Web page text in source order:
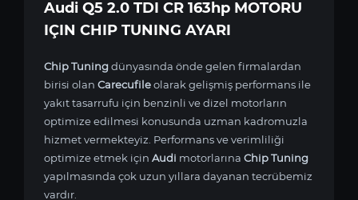
Audi Q5 2.0 TDI CR 163hp MOTORU
IÇIN CHIP TUNING AYARI
Chip Tuningdünyasında önde gelen firmalardan
birisi olan Carecufileolarak gelişmiş performans ile
yakıt tasarrufu için benzinli ve dizel motorların
optimize edilmesi konusunda uzman kadromuzla
hizmet vermekteyiz. Performans ve verimliliği
optimize etmek için Audi motorlarına Chip Tuning
yapılmasında çok uzun yıllara dayanan tecrübemiz
vardır.